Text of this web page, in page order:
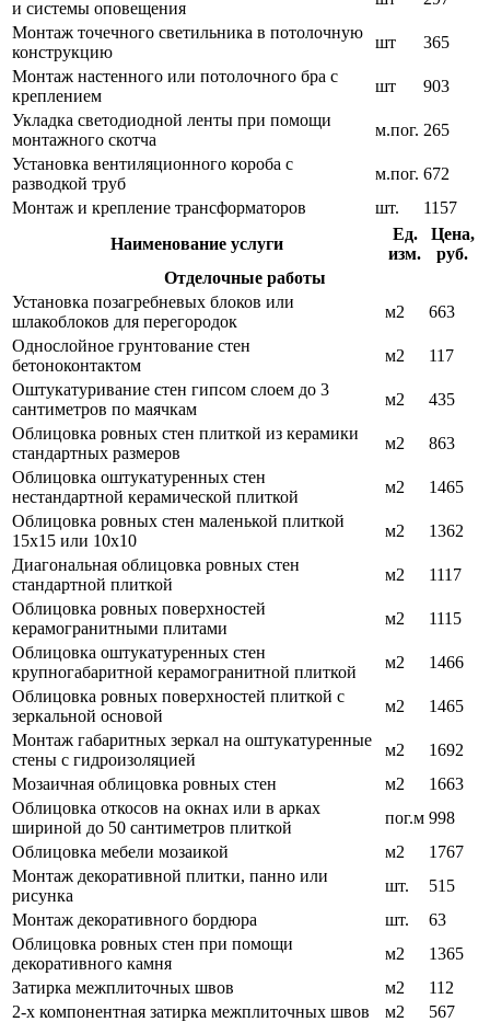
и системы оповещения
Монтаж точечного светильника в потолочную
конструкцию
шт
365
Монтаж настенного или потолочного бра с
креплением
шт
903
Укладка светодиодной ленты при помощи
монтажного скотча
м.пог. 265
Установка вентиляционного короба с
разводкой труб
м.пог. 672
Монтаж и крепление трансформаторов
шт.
1157
Наименование услуги
Ед.
изм.
Цена,
руб.
Отделочные работы
Установка позагребневых блоков или
шлакоблоков для перегородок
м2
663
Однослойное грунтование стен
бетоноконтактом
м2
117
Оштукатуривание стен гипсом слоем до 3
сантиметров по маячкам
м2
435
Облицовка ровных стен плиткой из керамики
стандартных размеров
м2
863
Облицовка оштукатуренных стен
нестандартной керамической плиткой
м2
1465
Облицовка ровных стен маленькой плиткой
15х15 или 10х10
м2
1362
Диагональная облицовка ровных стен
стандартной плиткой
м2
1117
Облицовка ровных поверхностей
керамогранитными плитами
м2
1115
Облицовка оштукатуренных стен
крупногабаритной керамогранитной плиткой
м2
1466
Облицовка ровных поверхностей плиткой с
зеркальной основой
м2
1465
Монтаж габаритных зеркал на оштукатуренные
стены с гидроизоляцией
м2
1692
Мозаичная облицовка ровных стен
м2
1663
Облицовка откосов на окнах или в арках
шириной до 50 сантиметров плиткой
пог.м 998
Облицовка мебели мозаикой
м2
1767
Монтаж декоративной плитки, панно или
рисунка
шт.
515
Монтаж декоративного бордюра
шт.
63
Облицовка ровных стен при помощи
декоративного камня
м2
1365
Затирка межплиточных швов
м2
112
2-х компонентная затирка межплиточных швов
м2
567